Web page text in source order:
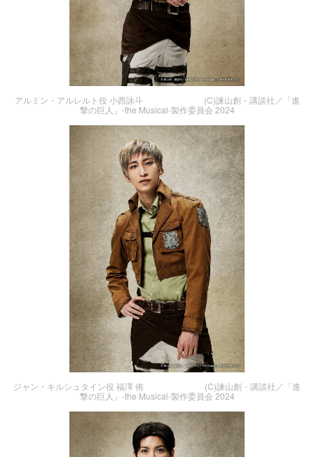
アルミン・アルレルト役 小西詠斗 (C)諫山創・講談社／「進
撃の巨人」-the Musical-製作委員会 2024
ジャン・キルシュタイン役 福澤 侑 (C)諫山創・講談社／「進
撃の巨人」-the Musical-製作委員会 2024